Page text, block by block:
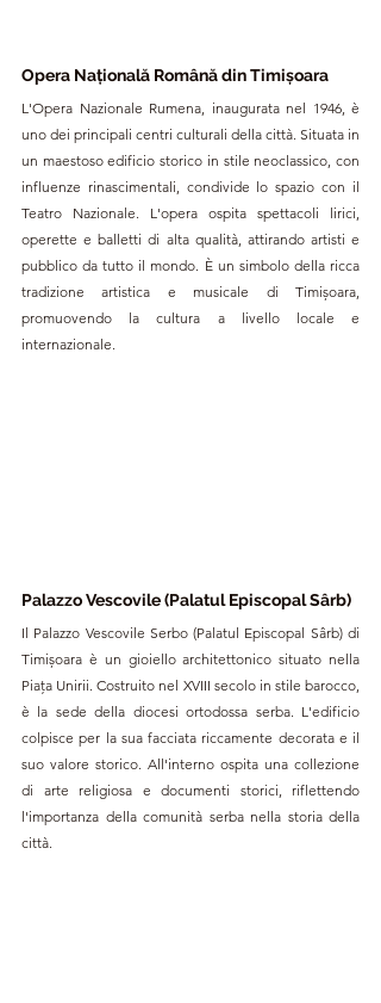
Opera Națională Română din Timișoara
L'Opera Nazionale Rumena, inaugurata nel 1946, è
uno dei principali centri culturali della città. Situata in
un maestoso edificio storico in stile neoclassico, con
influenze rinascimentali, condivide lo spazio con il
Teatro Nazionale. L'opera ospita spettacoli lirici,
operette e balletti di alta qualità, attirando artisti e
pubblico da tutto il mondo. È un simbolo della ricca
tradizione artistica e musicale di Timișoara,
promuovendo la cultura a livello locale e
internazionale.
Palazzo Vescovile (Palatul Episcopal Sârb)
Il Palazzo Vescovile Serbo (Palatul Episcopal Sârb) di
Timișoara è un gioiello architettonico situato nella
Piața Unirii. Costruito nel XVIII secolo in stile barocco,
è la sede della diocesi ortodossa serba. L'edificio
colpisce per la sua facciata riccamente decorata e il
suo valore storico. All'interno ospita una collezione
di arte religiosa e documenti storici, riflettendo
l'importanza della comunità serba nella storia della
città.